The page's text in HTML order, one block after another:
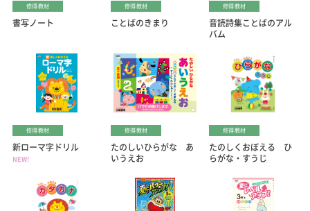
修得教材
書写ノート
修得教材
ことばのきまり
修得教材
音読詩集ことばのアル
バム
修得教材
新ローマ字ドリル
NEW!
修得教材
たのしいひらがな あ
いうえお
修得教材
たのしくおぼえる ひ
らがな・すうじ